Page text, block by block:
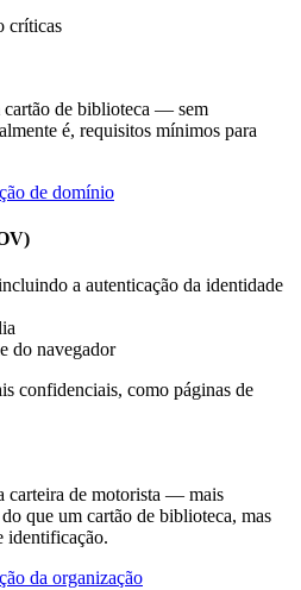
críticas
de biblioteca — sem
é, requisitos mínimos para
de domínio
a autenticação da identidade
do navegador
confidenciais, como páginas de
carteira de motorista — mais
que um cartão de biblioteca, mas
identificação.
da organização